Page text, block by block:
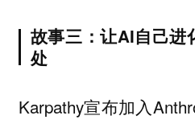
故事三：让AI自己
处
Karpathy宣布加入